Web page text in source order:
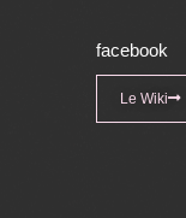
facebook
Le Wiki